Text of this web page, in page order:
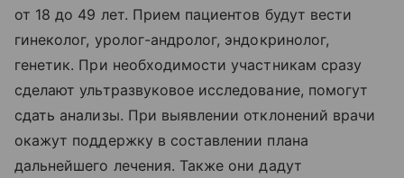
от 18 до 49 лет. Прием пациентов будут вести
гинеколог, уролог-андролог, эндокринолог,
генетик. При необходимости участникам сразу
сделают ультразвуковое исследование, помогут
сдать анализы. При выявлении отклонений врачи
окажут поддержку в составлении плана
дальнейшего лечения. Также они дадут